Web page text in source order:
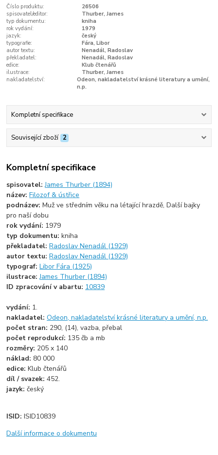
Číslo produktu:
26506
spisovatel/editor:
Thurber, James
typ dokumentu:
kniha
rok vydání:
1979
jazyk:
český
typografie:
Fára, Libor
autor textu:
Nenadál, Radoslav
překladatel:
Nenadál, Radoslav
edice:
Klub čtenářů
ilustrace:
Thurber, James
nakladatelství:
Odeon, nakladatelství krásné literatury a umění,
n.p.
Kompletní specifikace
Související zboží 2
Kompletní specifikace
spisovatel:James Thurber (1894)
název:Filozof & ústřice
podnázev:Muž ve středním věku na létající hrazdě, Další bajky
pro naší dobu
rok vydání: 1979
typ dokumentu:kniha
překladatel:Radoslav Nenadál (1929)
autor textu:Radoslav Nenadál (1929)
typograf:Libor Fára (1925)
ilustrace:James Thurber (1894)
ID zpracování v abartu: 10839
vydání: 1.
nakladatel:Odeon, nakladatelství krásné literatury a umění, n.p.
počet stran: 290, (14), vazba, přebal
počet reprodukcí: 135 čb a mb
rozměry: 205 x 140
náklad: 80 000
edice:Klub čtenářů
díl / svazek:452.
jazyk:český
ISID:ISID10839
Další informace o dokumentu